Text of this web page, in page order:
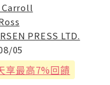
Carroll
PRESS LTD.
05
享最高7%回饋